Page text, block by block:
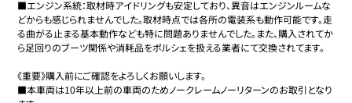
■エンジン系統：取材時アイドリングも安定しており、異音はエンジンルームな
どからも感じられませんでした。取材時点では各所の電装系も動作可能です。走
る曲がる止まる基本動作なども特に問題ありませんでした。また、購入されてか
ら足回りのブーツ関係や消耗品をポルシェを扱える業者にて交換されてます。
《重要》購入前にご確認をよろしくお願いします。
■本車両は10年以上前の車両のためノークレームノーリターンのお取引となり